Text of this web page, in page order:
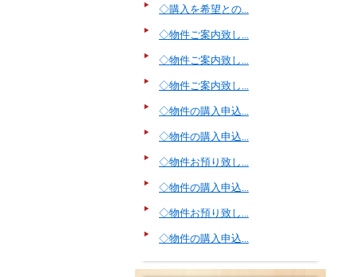
◇購入を希望との...
◇物件ご案内致し...
◇物件ご案内致し...
◇物件ご案内致し...
◇物件の購入申込...
◇物件の購入申込...
◇物件お預り致し...
◇物件の購入申込...
◇物件お預り致し...
◇物件の購入申込...